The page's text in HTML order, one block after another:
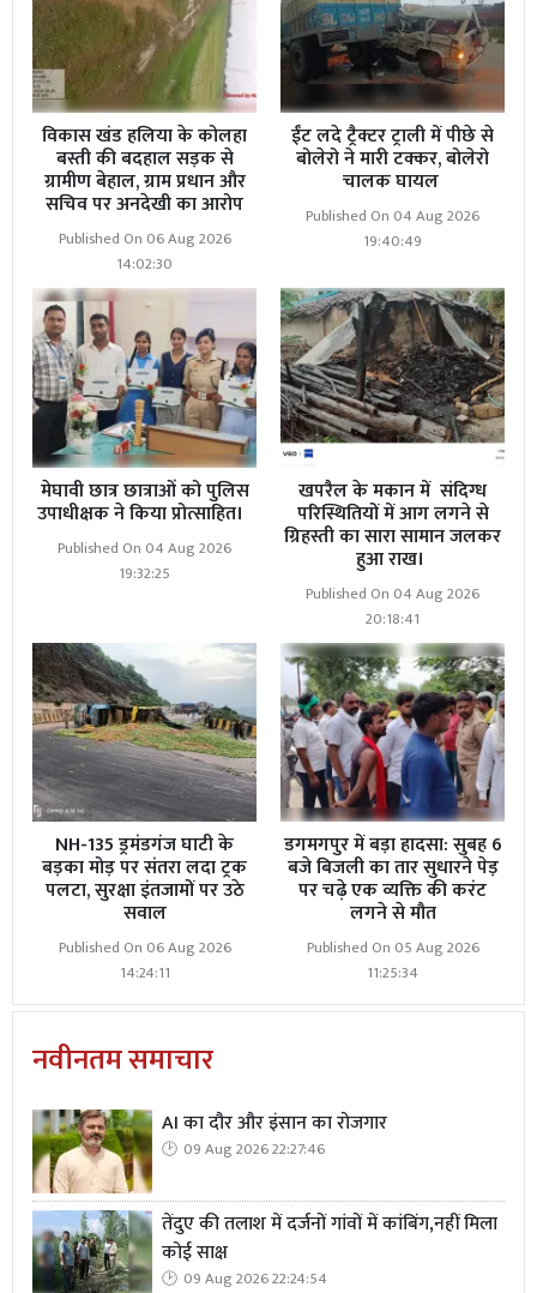
विकास खंड हलिया के कोलहा
बस्ती की बदहाल सड़क से
ग्रामीण बेहाल, ग्राम प्रधान और
सचिव पर अनदेखी का आरोप
Published On 06 Aug 2026
14:02:30
ईंट लदे ट्रैक्टर ट्राली में पीछे से
बोलेरो ने मारी टक्कर, बोलेरो
चालक घायल
Published On 04 Aug 2026
19:40:49
मेघावी छात्र छात्राओं को पुलिस
उपाधीक्षक ने किया प्रोत्साहित।
Published On 04 Aug 2026
19:32:25
खपरैल के मकान में संदिग्ध
परिस्थितियों में आग लगने से
ग्रिहस्ती का सारा सामान जलकर
हुआ राख।
Published On 04 Aug 2026
20:18:41
NH-135 ड्रमंडगंज घाटी के
बड़का मोड़ पर संतरा लदा ट्रक
पलटा, सुरक्षा इंतजामों पर उठे
सवाल
Published On 06 Aug 2026
14:24:11
डगमगपुर में बड़ा हादसा: सुबह 6
बजे बिजली का तार सुधारने पेड़
पर चढ़े एक व्यक्ति की करंट
लगने से मौत
Published On 05 Aug 2026
11:25:34
नवीनतम समाचार
AI का दौर और इंसान का रोजगार
09 Aug 2026 22:27:46
तेंदुए की तलाश में दर्जनों गांवों में कांबिंग,नहीं मिला
कोई साक्ष
09 Aug 2026 22:24:54